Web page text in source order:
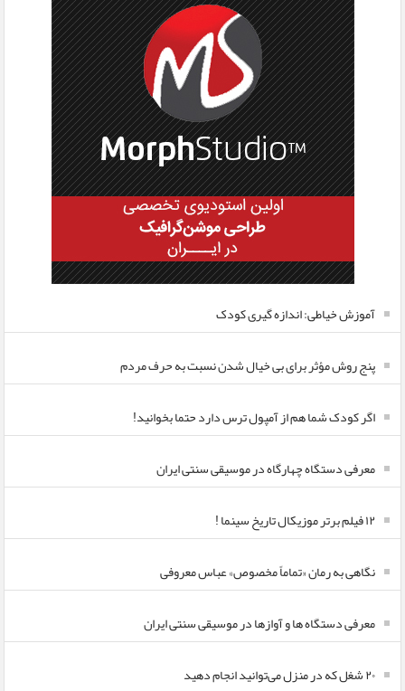
آموزش خیاطی: اندازه گیری کودک
پنج روش مؤثر برای بی خیال شدن نسبت به حرف مردم
اگر کودک شما هم از آمپول ترس دارد حتما بخوانید!
معرفی دستگاه چهارگاه در موسیقی سنتی ایران
۱۲ فیلم برتر موزیکال تاریخ سینما !
نگاهی به رمان «تماماً مخصوص» عباس معروفی
معرفی دستگاه ها و آوازها در موسیقی سنتی ایران
۲۰ شغل که در منزل می‌توانید انجام دهید